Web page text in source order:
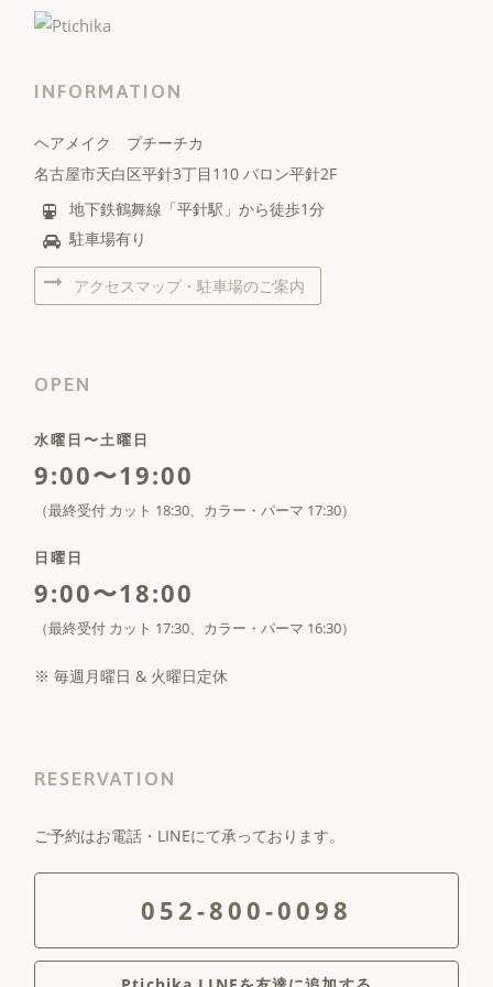
INFORMATION
ヘアメイク プチーチカ
名古屋市天白区平針3丁目110 バロン平針2F
地下鉄鶴舞線「平針駅」から徒歩1分
駐車場有り
アクセスマップ・駐車場のご案内
OPEN
水曜日〜土曜日
9:00〜19:00
（最終受付 カット 18:30、カラー・パーマ 17:30）
日曜日
9:00〜18:00
（最終受付 カット 17:30、カラー・パーマ 16:30）
※ 毎週月曜日 & 火曜日定休
RESERVATION
ご予約はお電話・LINEにて承っております。
052-800-0098